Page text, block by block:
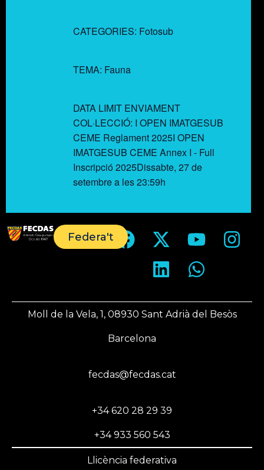
CATEGORIES: Fotosub
TEMA: Fauna
DATA LIMIT ENVIAMENT
COL·LECCIÓ: I OPEN IMATGESUB
CEME Reglament 2025I OPEN
IMATGESUB CEME Annex I - Full
Inscripció 2025Dissabte, 27 de
setembre a les 23:59h
Federa't
Moll de la Vela, 1, 08930 Sant Adrià del Besòs
Barcelona
fecdas@fecdas.cat
+34 620 28 29 39
+34 933 560 543
Llicència federativa